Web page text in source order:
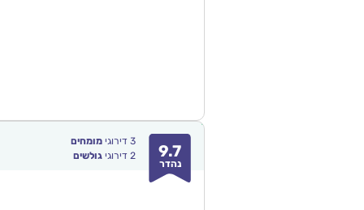
9.7
נהדר
3 דירוגימומחים
2 דירוגיגולשים